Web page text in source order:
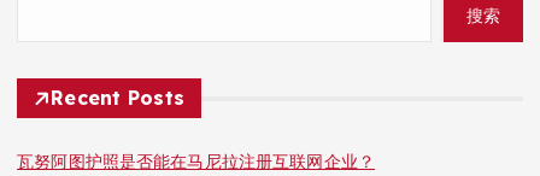
搜索
Recent Posts
瓦努阿图护照是否能在马尼拉注册互联网企业？